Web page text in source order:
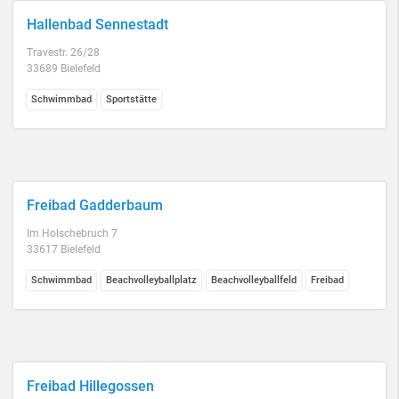
Hallenbad Sennestadt
Travestr. 26/28
33689 Bielefeld
Schwimmbad Sportstätte
Freibad Gadderbaum
Im Holschebruch 7
33617 Bielefeld
Schwimmbad Beachvolleyballplatz Beachvolleyballfeld Freibad
Freibad Hillegossen